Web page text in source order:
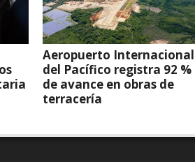
Aeropuerto Internacional
del Pacífico registra 92 %
de avance en obras de
terracería